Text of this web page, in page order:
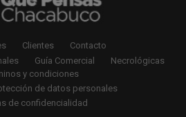
Clientes
Contacto
Guía Comercial
Necrológicas
y condiciones
de datos personales
de confidencialidad